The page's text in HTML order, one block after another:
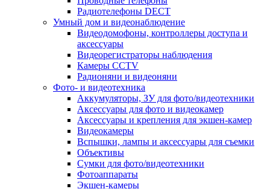
Радиотелефоны DECT
Умный дом и видеонаблюдение
Видеодомофоны, контроллеры доступа и
аксессуары
Видеорегистраторы наблюдения
Камеры CCTV
Радионяни и видеоняни
Фото- и видеотехника
Аккумуляторы, ЗУ для фото/видеотехники
Аксессуары для фото и видеокамер
Аксессуары и крепления для экшен-камер
Видеокамеры
Вспышки, лампы и аксессуары для съемки
Объективы
Сумки для фото/видеотехники
Фотоаппараты
Экшен-камеры